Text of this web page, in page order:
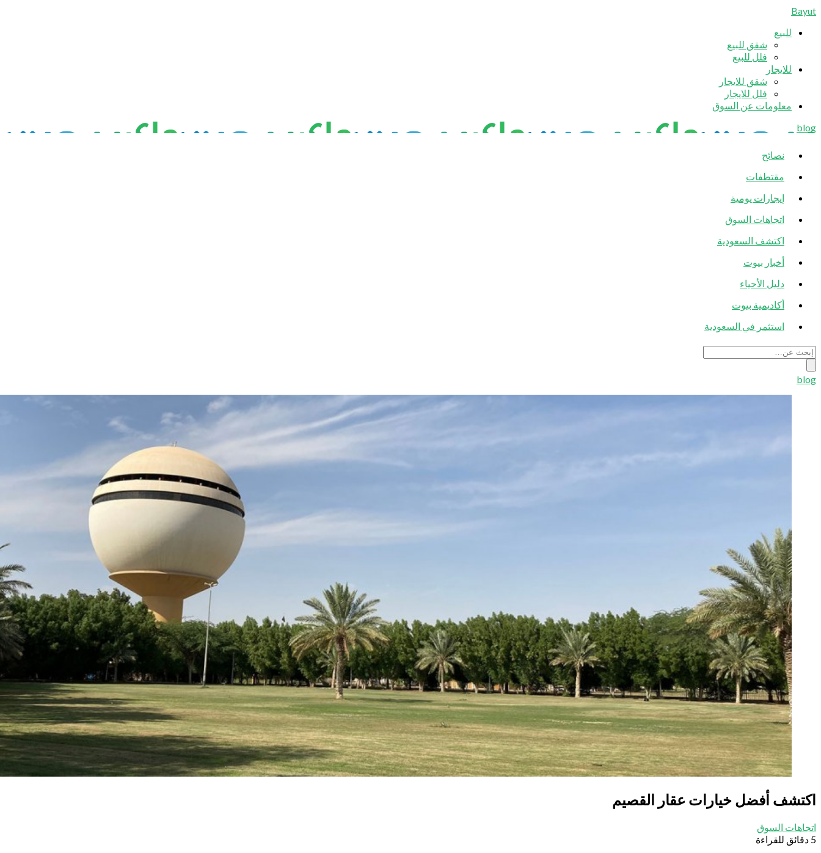
Bayut
للبيع
شقق للبيع
فلل للبيع
للايجار
شقق للايجار
فلل للايجار
معلومات عن السوق
blog
نصائح
مقتطفات
إيجارات يومية
اتجاهات السوق
اكتشف السعودية
أخبار بيوت
دليل الأحياء
أكاديمية بيوت
استثمر في السعودية
blog
اكتشف أفضل خيارات عقار القصيم
اتجاهات السوق
5 دقائق للقراءة